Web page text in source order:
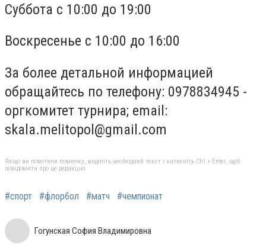
Суббота с 10:00 до 19:00
Воскресенье с 10:00 до 16:00
За более детальной информацией
обращайтесь по телефону: 0978834945 -
оргкомитет турнира; email:
skala.melitopol@gmail.com
Якщо ви помітили помилку, виділіть необхідний текст і натисніть Ctrl + Enter, щоб
повідомити про це редакцію
#спорт #флорбол #матч #чемпионат
Гогунская София Владимировна